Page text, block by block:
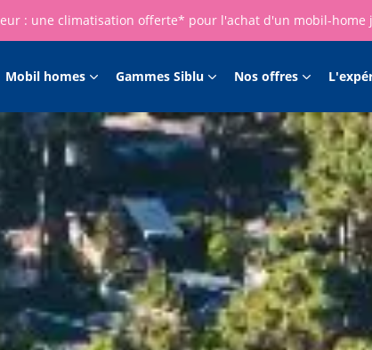
: une climatisation offerte* pour l'achat d'un mobil-home
Mobil homes Gammes Siblu Nos offres